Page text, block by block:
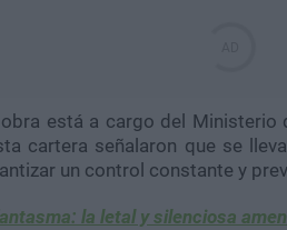
está a cargo del Ministerio
cartera señalaron que se
un control constante y
la letal y silenciosa